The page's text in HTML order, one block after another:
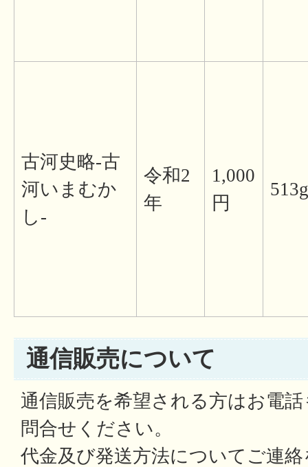
古河史略-古
河いまむか
し-
令和2
年
1,000
円
513g
通信販売について
通信販売を希望される方はお電
問合せください。
代金及び発送方法についてご連